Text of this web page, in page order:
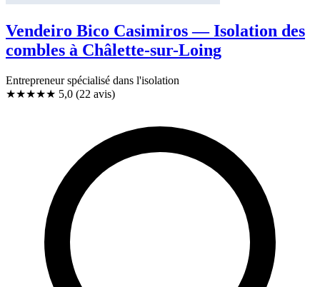
Vendeiro Bico Casimiros — Isolation des
combles à Châlette-sur-Loing
Entrepreneur spécialisé dans l'isolation
★★★★★ 5,0 (22 avis)